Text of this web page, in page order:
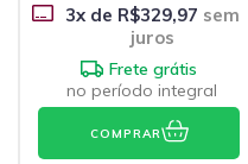
3x de R$329,97 sem
juros
Frete grátis
no período integral
COMPRAR